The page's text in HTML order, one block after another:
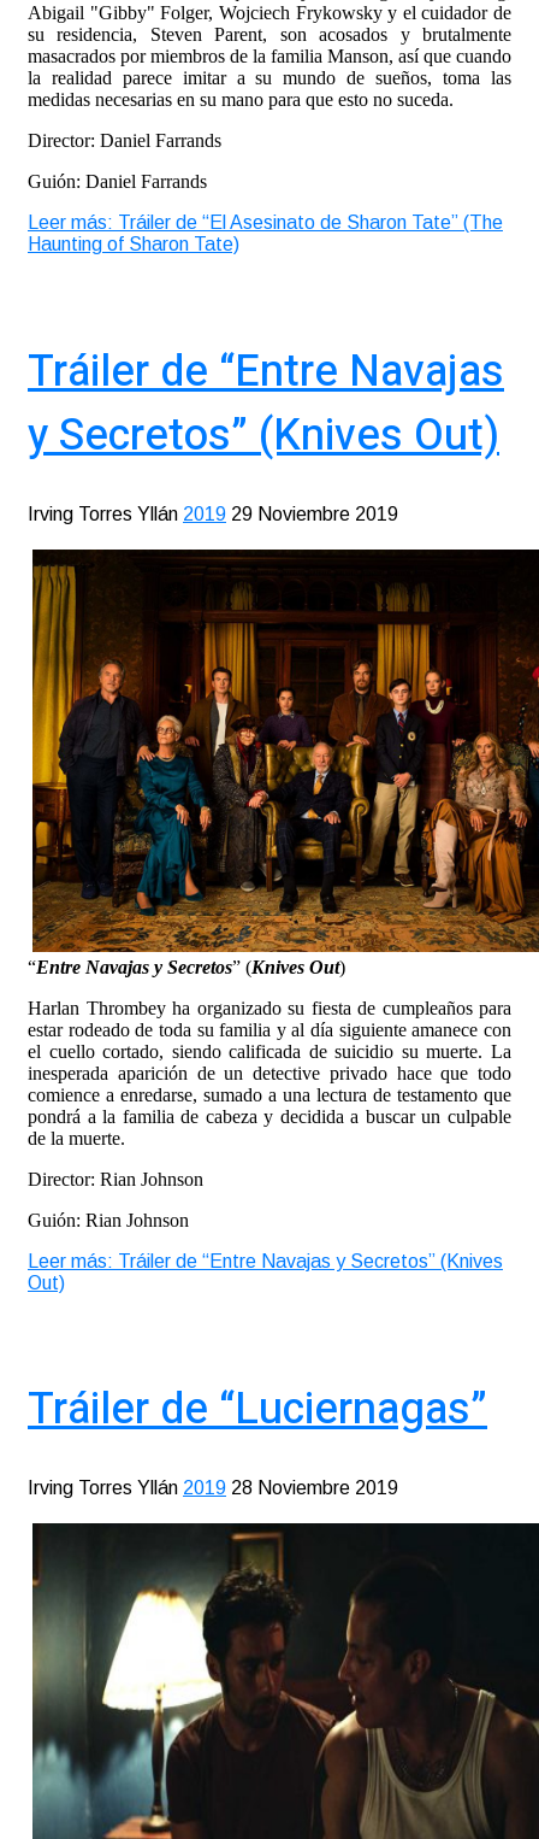
Abigail "Gibby" Folger, Wojciech Frykowsky y el cuidador de
su residencia, Steven Parent, son acosados y brutalmente
masacrados por miembros de la familia Manson, así que cuando
la realidad parece imitar a su mundo de sueños, toma las
medidas necesarias en su mano para que esto no suceda.
Director: Daniel Farrands
Guión: Daniel Farrands
Leer más: Tráiler de “El Asesinato de Sharon Tate” (The
Haunting of Sharon Tate)
Tráiler de “Entre Navajas
y Secretos” (Knives Out)
Irving Torres Yllán 2019 29 Noviembre 2019
“Entre Navajas y Secretos” (Knives Out)
Harlan Thrombey ha organizado su fiesta de cumpleaños para
estar rodeado de toda su familia y al día siguiente amanece con
el cuello cortado, siendo calificada de suicidio su muerte. La
inesperada aparición de un detective privado hace que todo
comience a enredarse, sumado a una lectura de testamento que
pondrá a la familia de cabeza y decidida a buscar un culpable
de la muerte.
Director: Rian Johnson
Guión: Rian Johnson
Leer más: Tráiler de “Entre Navajas y Secretos” (Knives
Out)
Tráiler de “Luciernagas”
Irving Torres Yllán 2019 28 Noviembre 2019